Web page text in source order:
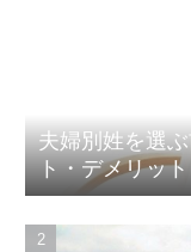
夫婦別姓を選
ト・デメリット